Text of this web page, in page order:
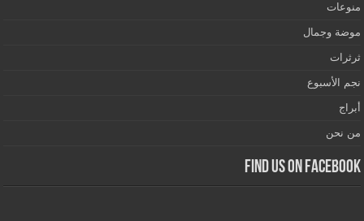
منوعات
موضة وجمال
ثرثرات
نجم الأسبوع
أبراج
من نحن
Find us on Facebook